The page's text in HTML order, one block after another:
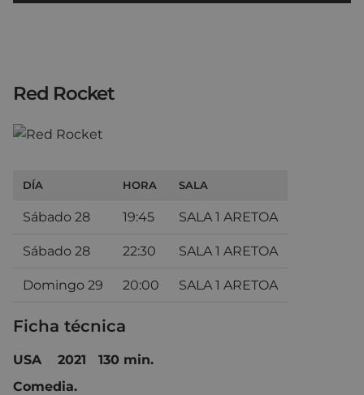
Red Rocket
DÍA HORA SALA
Sábado 28 19:45 SALA 1 ARETOA
Sábado 28 22:30 SALA 1 ARETOA
Domingo 29 20:00 SALA 1 ARETOA
Ficha técnica
USA 2021 130 min.
Comedia.